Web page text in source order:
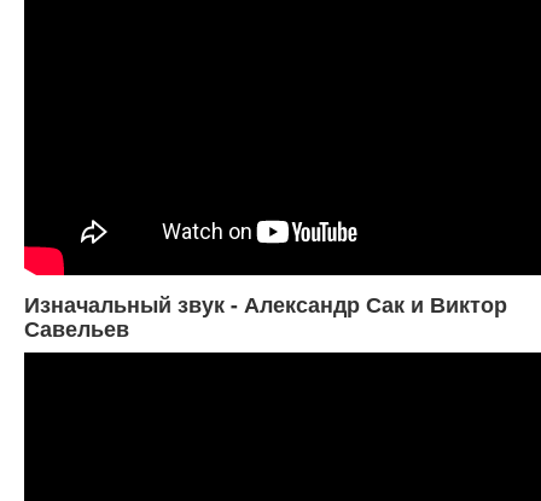
Изначальный звук - Александр Сак и Виктор
Савельев